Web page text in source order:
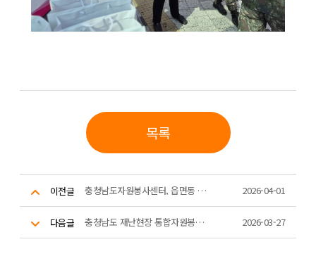
목록
이전글 충청남도자원봉사센터, 읍면동 거점캠프 간담회 개최 2026-04-01
다음글 충청남도 재난현장 통합자원봉사지원단 '재난심리치유' 워크숍 진행 2026-03-27